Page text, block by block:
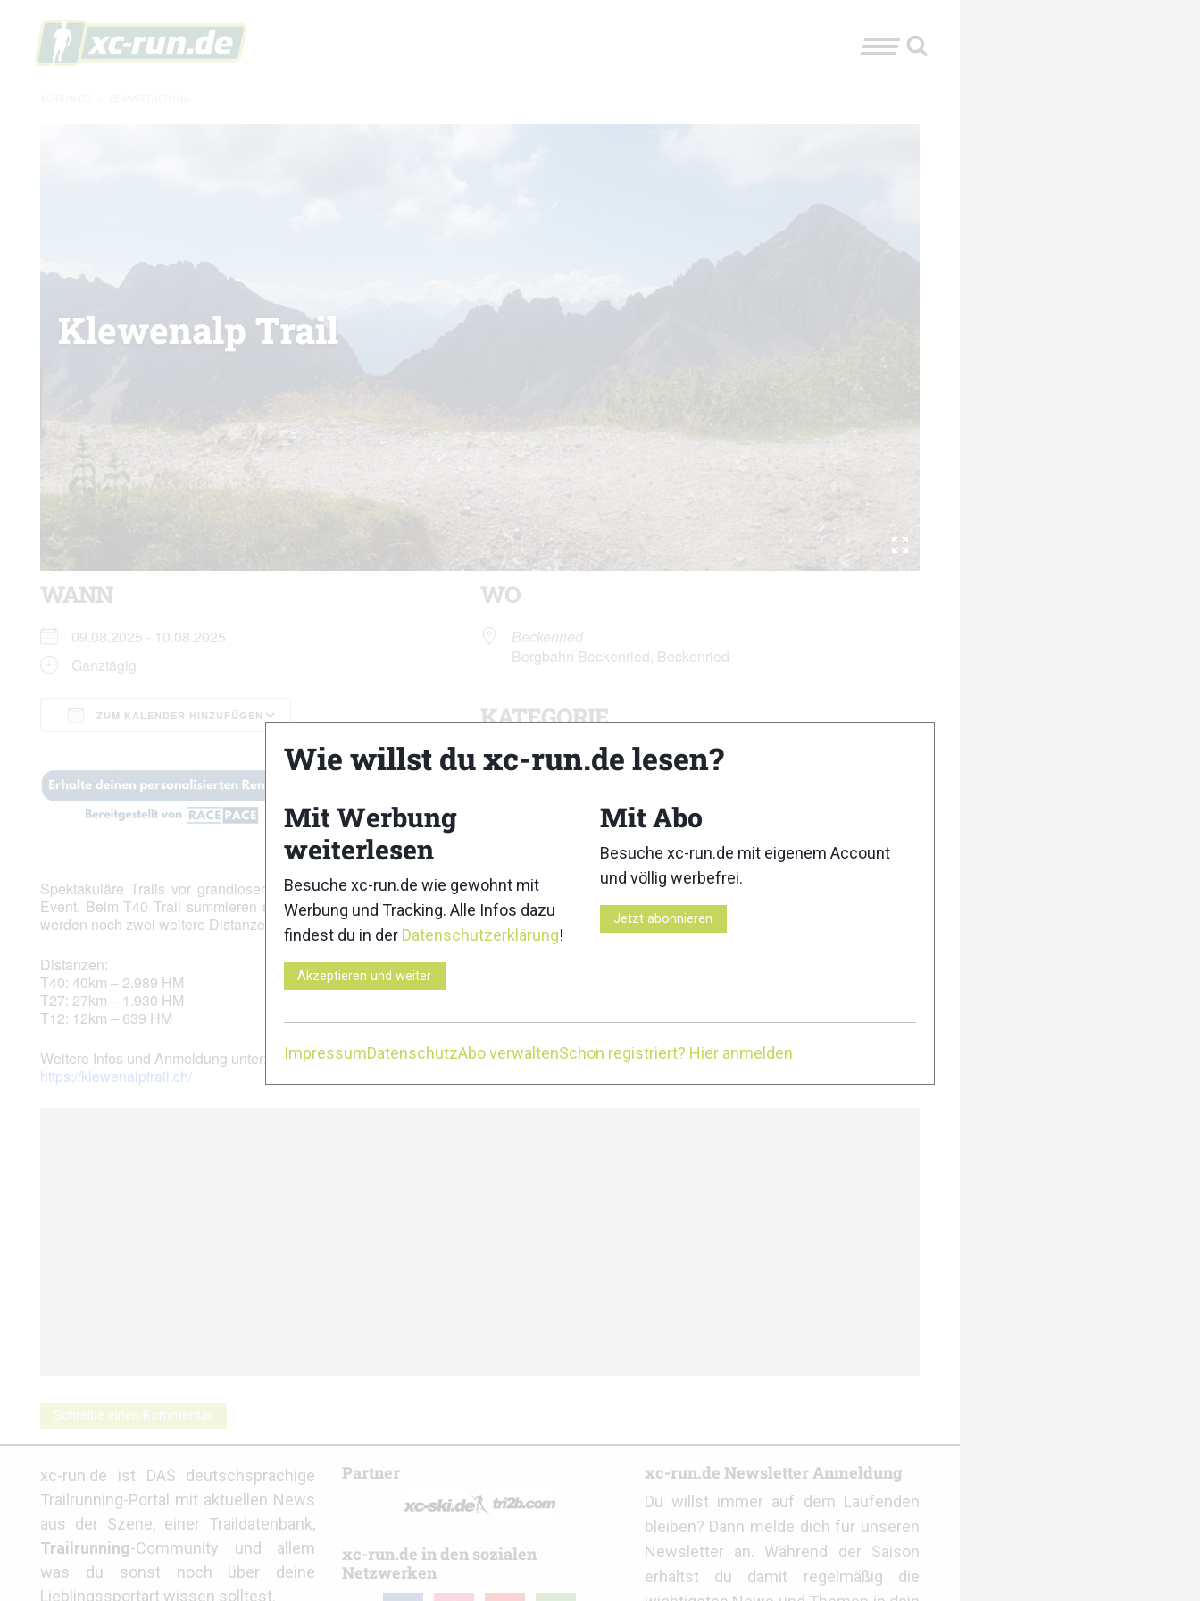
Klewenalp Trail
WANN
09.08.2025 - 10.08.2025
Ganztägig
ZUM KALENDER HINZUFÜGEN
Google Kalender iCalendar
WO
Beckenried
Bergbahn Beckenried, Beckenried
KATEGORIE
Trailevents
Spektakuläre Trails vor grandioser Naturkulisse: Der Klewenalp-Trail in der Zentralschweiz verspricht ein unvergesslicher Trailrunning
Event. Beim T40 Trail summieren sich auf 40 Kilometer über 2.900 Höhenmeter, und das bei einem etwa 76%igen Trailanteil. Daneben
werden noch zwei weitere Distanzen angeboten.
Distanzen:
T40: 40km – 2.989 HM
T27: 27km – 1.930 HM
T12: 12km – 639 HM
Weitere Infos und Anmeldung unter:
https://klewenalptrail.ch/
Schreibe einen Kommentar
xc-run.de ist DAS deutschsprachige
Trailrunning-Portal mit aktuellen News
aus der Szene, einer Traildatenbank,
Trailrunning-Community und allem
was du sonst noch über deine
Lieblingssportart wissen solltest.
Partner
xc-run.de in den sozialen
Netzwerken
xc-run.de Newsletter Anmeldung
Du willst immer auf dem Laufenden
bleiben? Dann melde dich für unseren
Newsletter an. Während der Saison
erhältst du damit regelmäßig die
Wie willst du xc-run.de lesen?
Mit Werbung
weiterlesen
Besuche xc-run.de wie gewohnt mit
Werbung und Tracking. Alle Infos dazu
findest du in der Datenschutzerklärung!
Akzeptieren und weiter
Mit Abo
Besuche xc-run.de mit eigenem Account
und völlig werbefrei.
Jetzt abonnieren
ImpressumDatenschutzAbo verwaltenSchon registriert? Hier anmelden